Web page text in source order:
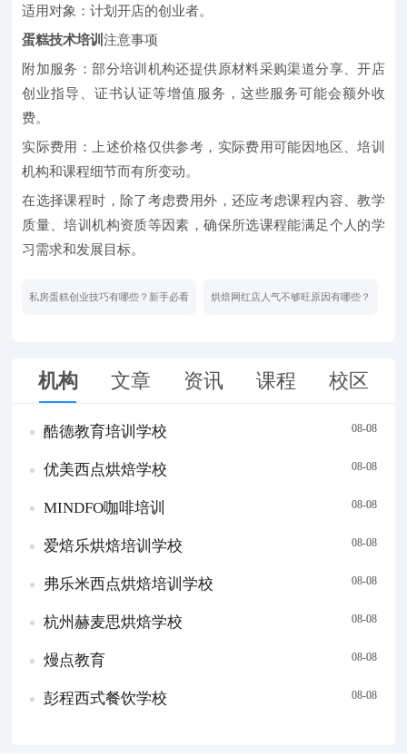
适用对象：计划开店的创业者。
蛋糕技术培训注意事项
附加服务：部分培训机构还提供原材料采购渠道分享、开店
创业指导、证书认证等增值服务，这些服务可能会额外收
费。
实际费用：上述价格仅供参考，实际费用可能因地区、培训
机构和课程细节而有所变动。
在选择课程时，除了考虑费用外，还应考虑课程内容、教学
质量、培训机构资质等因素，确保所选课程能满足个人的学
习需求和发展目标。
私房蛋糕创业技巧有哪些？新手必看 烘焙网红店人气不够旺原因有哪些？
机构 文章 资讯 课程 校区
酷德教育培训学校 08-08
优美西点烘焙学校 08-08
MINDFO咖啡培训 08-08
爱焙乐烘焙培训学校 08-08
弗乐米西点烘焙培训学校 08-08
杭州赫麦思烘焙学校 08-08
熳点教育 08-08
彭程西式餐饮学校 08-08